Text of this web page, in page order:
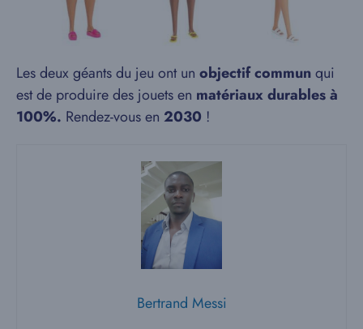
Les deux géants du jeu ont un objectif communqui
est de produire des jouets en matériaux durables à
100%. Rendez-vous en 2030 !
Bertrand Messi